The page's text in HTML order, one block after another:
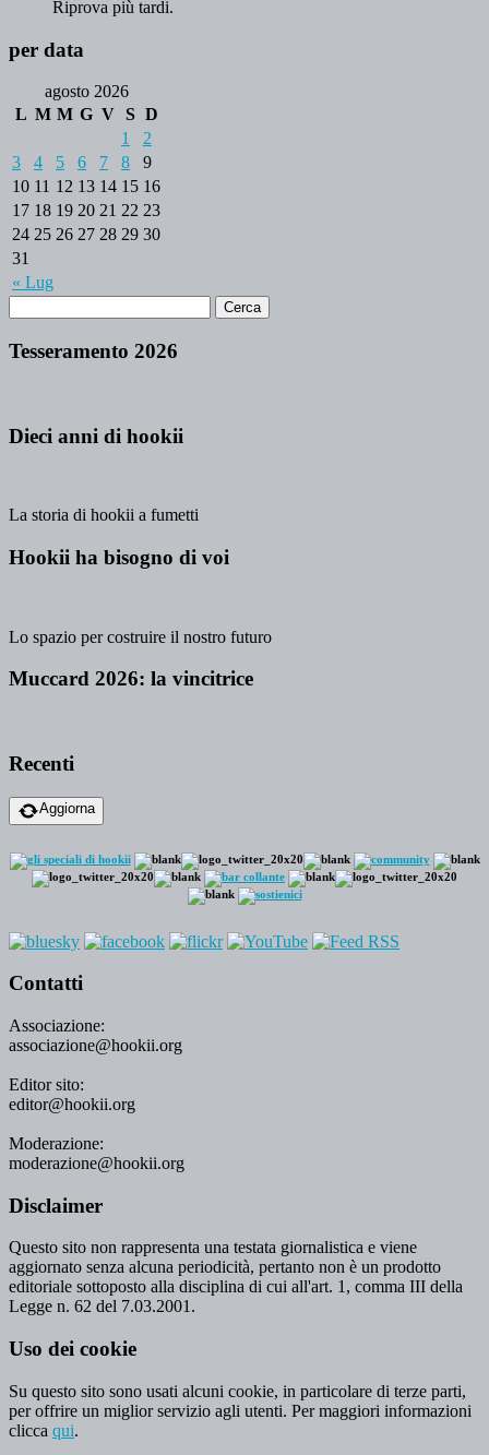
Riprova più tardi.
per data
agosto 2026
L M M G V S D
« Lug
1
2
3
4 5 6 7 8
9
10 11 12 13 14 15 16
17 18 19 20 21 22 23
24 25 26 27 28 29 30
31
Tesseramento 2026
Dieci anni di hookii
La storia di hookii a fumetti
Hookii ha bisogno di voi
Lo spazio per costruire il nostro futuro
Muccard 2026: la vincitrice
Recenti
Aggiorna
Contatti
Associazione:
associazione@hookii.org
Editor sito:
editor@hookii.org
Moderazione:
moderazione@hookii.org
Disclaimer
Questo sito non rappresenta una testata giornalistica e viene
aggiornato senza alcuna periodicità, pertanto non è un prodotto
editoriale sottoposto alla disciplina di cui all'art. 1, comma III della
Legge n. 62 del 7.03.2001.
Uso dei cookie
Su questo sito sono usati alcuni cookie, in particolare di terze parti,
per offrire un miglior servizio agli utenti. Per maggiori informazioni
clicca qui.